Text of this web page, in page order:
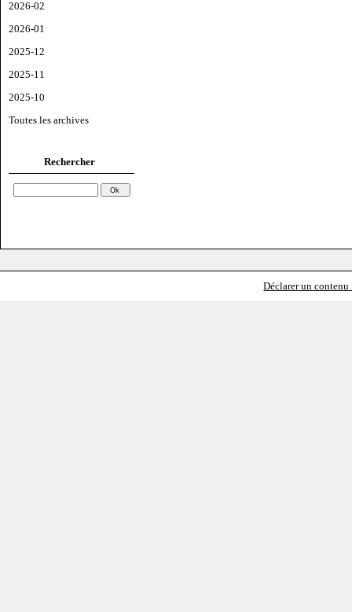
2026-02
2026-01
2025-12
2025-11
2025-10
Toutes les archives
Rechercher
Déclarer un